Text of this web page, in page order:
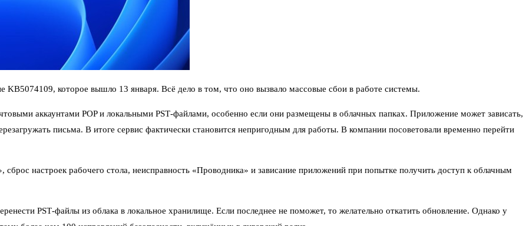
KB5074109, которое вышло 13 января. Всё дело в том, что оно вызвало массовые сбои в работе системы.
аккаунтами POP и локальными PST‑файлами, особенно если они размещены в облачных папках. Приложение может зависать,
письма. В итоге сервис фактически становится непригодным для работы. В компании посоветовали временно перейти
настроек рабочего стола, неисправность «Проводника» и зависание приложений при попытке получить доступ к облачным
PST‑файлы из облака в локальное хранилище. Если последнее не поможет, то желательно откатить обновление. Однако у